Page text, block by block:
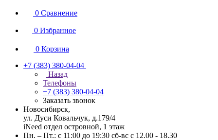
0 Сравнение
0 Избранное
0 Корзина
+7 (383) 380-04-04
Назад
Телефоны
+7 (383) 380-04-04
Заказать звонок
Новосибирск,
ул. Дуси Ковальчук, д.179/4
iNeed отдел островной, 1 этаж
Пн. – Пт.: с 11:00 до 19:30 сб-вс с 12.00 - 18.30